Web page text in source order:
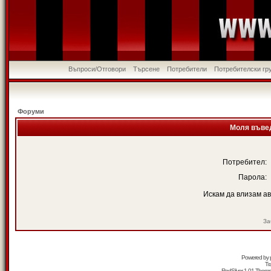
Въпроси/Отговори Търсене Потребители Потребителски
Форуми
Моля
Потребител:
Парола:
Искам да влизам
Powered by